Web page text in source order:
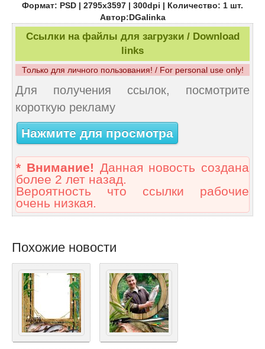
Формат: PSD | 2795х3597 | 300dpi | Количество: 1 шт.
Автор:DGalinka
Ссылки на файлы для загрузки / Download
links
Только для личного пользования! / For personal use only!
Для получения ссылок, посмотрите
короткую рекламу
Нажмите для просмотра
* Внимание! Данная новость создана
более 2 лет назад.
Вероятность что ссылки рабочие
очень низкая.
Похожие новости